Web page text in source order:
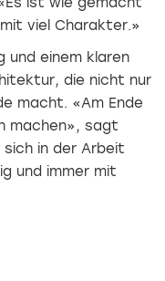
viel Charakter.»
und einem klaren
die nicht nur
macht. «Am Ende
machen», sagt
sich in der Arbeit
und immer mit